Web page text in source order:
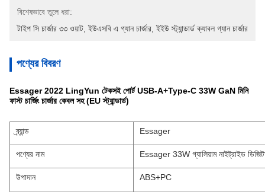
বিশেষভাবে তুলে ধরা:
টাইপ সি চার্জার ৩৩ ওয়াট , ইউএসবি এ গ্যান চার্জার , ইইউ স্ট্যান্ডার্ড ক্যাবল গ্যান চার্জার
পণ্যের বিবরণ
Essager 2022 LingYun টেকসই পোর্ট USB-A+Type-C 33W GaN মিনি
ফাস্ট চার্জিং চার্জার কেবল সহ (EU স্ট্যান্ডার্ড)
ব্র্যান্ড Essager
পণ্যের নাম Essager 33W গ্যালিয়াম নাইট্রাইড ডিজিটাল
উপাদান ABS+PC